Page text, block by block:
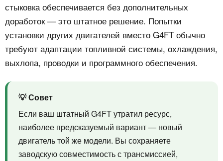
стыковка обеспечивается без дополнительных
доработок — это штатное решение. Попытки
установки других двигателей вместо G4FT обычно
требуют адаптации топливной системы, охлаждения,
выхлопа, проводки и программного обеспечения.
💡 Совет
Если ваш штатный G4FT утратил ресурс,
наиболее предсказуемый вариант — новый
двигатель той же модели. Вы сохраняете
заводскую совместимость с трансмиссией,